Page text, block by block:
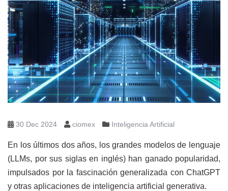
30 Dec 2024 ciomex Inteligencia Artificial
En los últimos dos años, los grandes modelos de lenguaje
(LLMs, por sus siglas en inglés) han ganado popularidad,
impulsados por la fascinación generalizada con ChatGPT
y otras aplicaciones de inteligencia artificial generativa.